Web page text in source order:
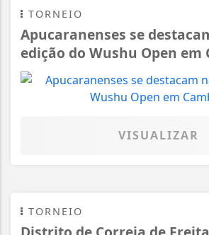
TORNEIO
Apucaranenses se
edição do Wushu Open em
VISUALIZAR
TORNEIO